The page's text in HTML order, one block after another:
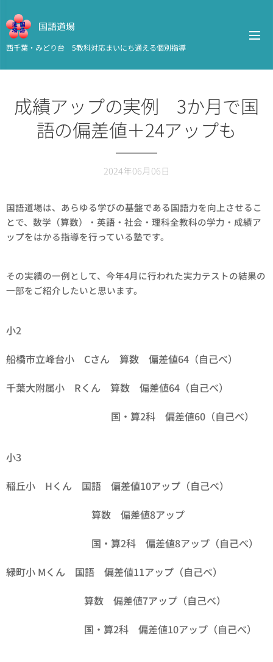
国語道場
西千葉・みどり台 5教科対応まいにち通える個別指導
成績アップの実例 3か月で国
語の偏差値＋24アップも
2024年06月06日
国語道場は、あらゆる学びの基盤である国語力を向上させるこ
とで、数学（算数）・英語・社会・理科全教科の学力・成績ア
ップをはかる指導を行っている塾です。
その実績の一例として、今年4月に行われた実力テストの結果の
一部をご紹介したいと思います。
小2
船橋市立峰台小 Cさん 算数 偏差値64（自己べ）
千葉大附属小 Rくん 算数 偏差値64（自己べ）
国・算2科 偏差値60（自己べ）
小3
稲丘小 Hくん 国語 偏差値10アップ（自己べ）
算数 偏差値8アップ
国・算2科 偏差値8アップ（自己べ）
緑町小 Mくん 国語 偏差値11アップ（自己べ）
算数 偏差値7アップ（自己べ）
国・算2科 偏差値10アップ（自己べ）